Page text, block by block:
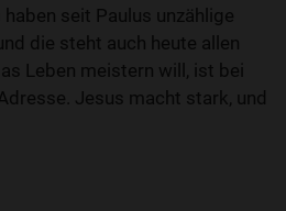
seit Paulus unzählige
die steht auch heute allen
Leben meistern will, ist bei
Jesus macht stark, und